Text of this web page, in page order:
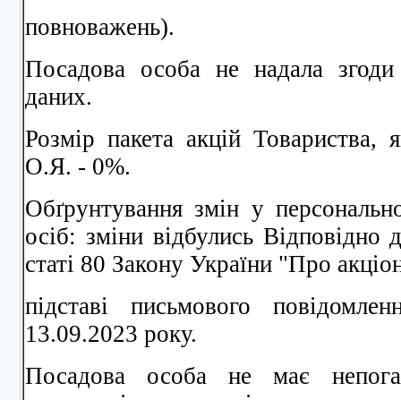
повноважень).
Посадова особа не надала
даних.
Розмір пакета акцій
О.Я. - 0%.
Обґрунтування змін у
осіб: зміни відбулись
статі 80 Закону України "Про
підставі письмового
13.09.2023 року.
Посадова особа не має